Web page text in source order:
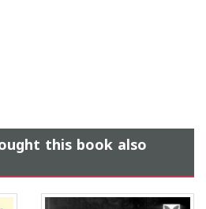
this book also